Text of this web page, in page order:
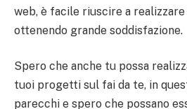
web, è facile riuscire a
ottenendo grande soddisfazione.
Spero che anche tu possa
tuoi progetti sul fai da te, in
parecchi e spero che possano